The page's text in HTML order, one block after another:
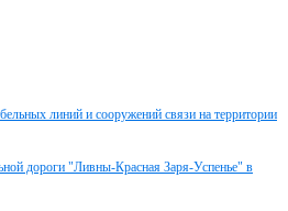
линий и сооружений связи на территории
дороги "Ливны-Красная Заря-Успенье" в